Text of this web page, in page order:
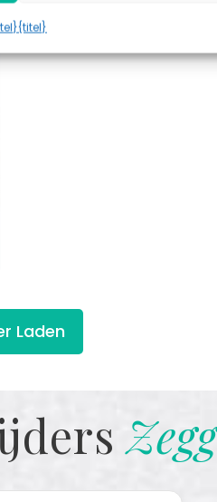
{titel}
Laden